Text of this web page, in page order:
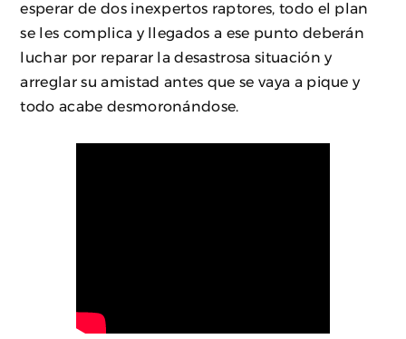
esperar de dos inexpertos raptores, todo el plan
se les complica y llegados a ese punto deberán
luchar por reparar la desastrosa situación y
arreglar su amistad antes que se vaya a pique y
todo acabe desmoronándose.